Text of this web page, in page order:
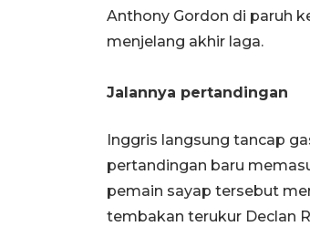
Anthony Gordon di paruh
menjelang akhir laga.
Jalannya pertandingan
Inggris langsung tancap
pertandingan baru
pemain sayap tersebut
tembakan terukur Declan